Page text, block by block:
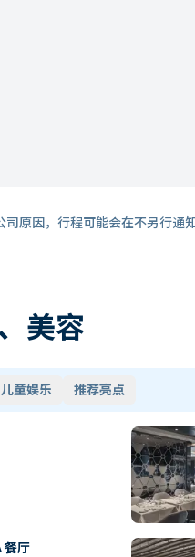
原因，行程可能会在不另行通
美容
儿童娱乐 推荐亮点
餐厅